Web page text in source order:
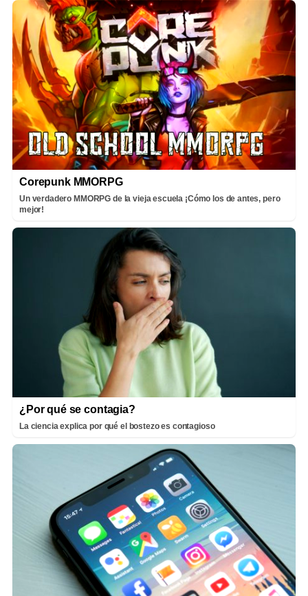
Corepunk MMORPG
Un verdadero MMORPG de la vieja escuela ¡Cómo los de antes, pero
mejor!
¿Por qué se contagia?
La ciencia explica por qué el bostezo es contagioso